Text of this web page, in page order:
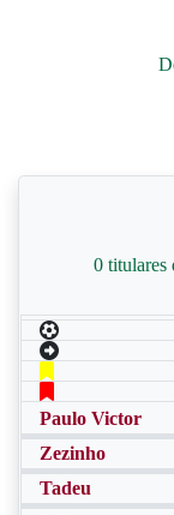
0 titulares
Paulo Victor
Zezinho
Tadeu